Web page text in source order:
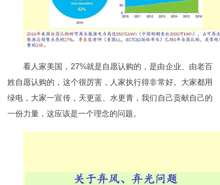
看人家美国，27%就是自愿认购的，是由企业、由老百
姓自愿认购的，这个很厉害，人家执行得非常好。大家都用
绿电，大家一宣传，天更蓝、水更青，我们自己贡献自己的
一份力量，这应该是一个理念的问题。